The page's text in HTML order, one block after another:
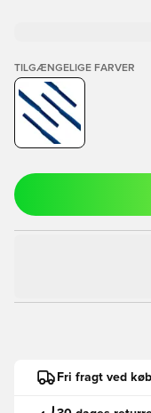
TILGÆNGELIGE FARVER
Fri fragt ved